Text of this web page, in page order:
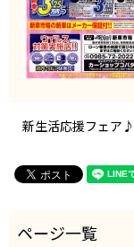
新生活応援フェ